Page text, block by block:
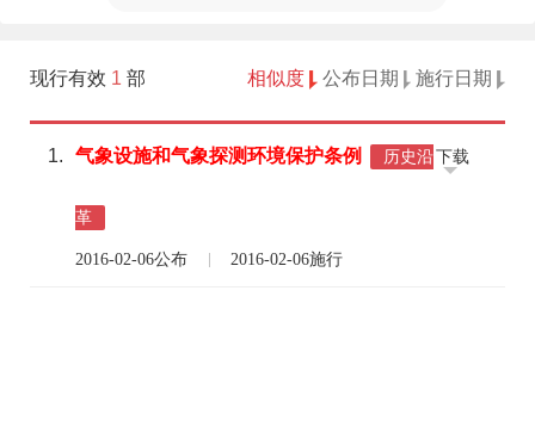
现行有效 1 部 相似度 公布日期 施行日期
1. 气象设施和气象探测环境保护条例 历史沿
革
2016-02-06公布 2016-02-06施行
下载